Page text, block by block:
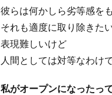
彼らは何かしら劣等感を
それも適度に取り除きたい
表現難しいけど
人間としては対等なわけで
私がオープンになったっ